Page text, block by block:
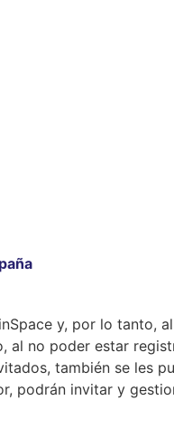
y, por lo tanto,
al no poder estar
también se les
podrán invitar y